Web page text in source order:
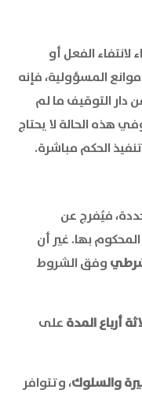
الفعل أو
المسؤولية، فإنه
دار التوقيف ما لم
هذه الحالة لا يحتاج
الحكم مباشرة.
فيُفرج عن
بها. غير أن
وفق الشروط
أرباع المدة على
والسلوك، وتتوافر